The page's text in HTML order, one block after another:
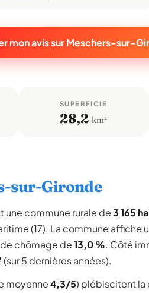
mon avis sur Meschers-sur-
SUPERFICIE
28,2 km²
sur-Gironde
une commune rurale de3 165
(17). La commune affiche
chômage de13,0 %. Côté
(sur 5 dernières années).
moyenne4,3/5) plébiscitent la